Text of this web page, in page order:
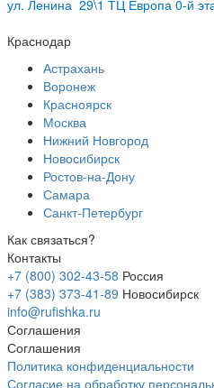
ул. Ленина 29\1 ТЦ Европа 0-й
Краснодар
Астрахань
Воронеж
Красноярск
Москва
Нижний Новгород
Новосибирск
Ростов-на-Дону
Самара
Санкт-Петербург
Как связаться?
Контакты
+7 (800) 302-43-58 Россия
+7 (383) 373-41-89 Новосибирск
info@rufishka.ru
Соглашения
Соглашения
Политика конфиденциальности
Согласие на обработку